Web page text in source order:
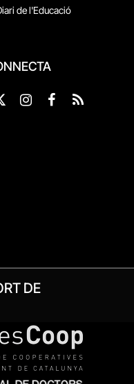
de l'Educació
X
Instagram
Facebook
RSS
DE